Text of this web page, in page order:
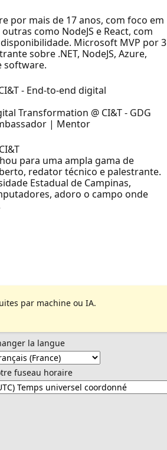
por mais de 17 anos, com foco em
como NodeJS e React, com
Microsoft MVP por 3
sobre .NET, NodeJS, Azure,
software.
- End-to-end digital
Transformation @ CI&T - GDG
| Mentor
para uma ampla gama de
redator técnico e palestrante.
Estadual de Campinas,
adoro o campo onde
par machine ou IA.
la langue
fuseau horaire